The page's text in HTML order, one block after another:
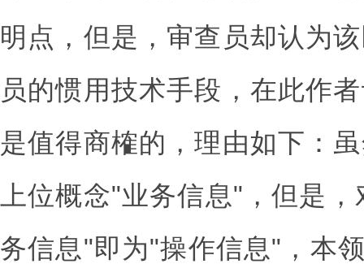
明点，但是，审查员却认为
员的惯用技术手段，在此作
是值得商榷的，理由如下：
上位概念"业务信息"，但是
务信息"即为"操作信息"，本